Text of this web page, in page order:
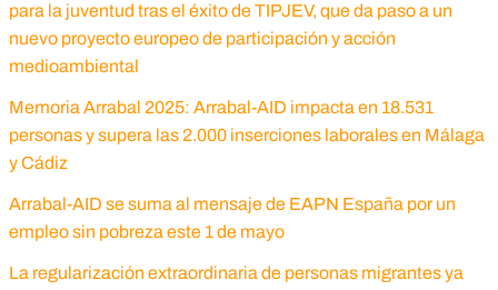
para la juventud tras el éxito de TIPJEV, que da paso a un
nuevo proyecto europeo de participación y acción
medioambiental
Memoria Arrabal 2025: Arrabal-AID impacta en 18.531
personas y supera las 2.000 inserciones laborales en Málaga
y Cádiz
Arrabal-AID se suma al mensaje de EAPN España por un
empleo sin pobreza este 1 de mayo
La regularización extraordinaria de personas migrantes ya